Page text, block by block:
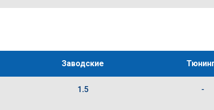
Заводские
1.5 -